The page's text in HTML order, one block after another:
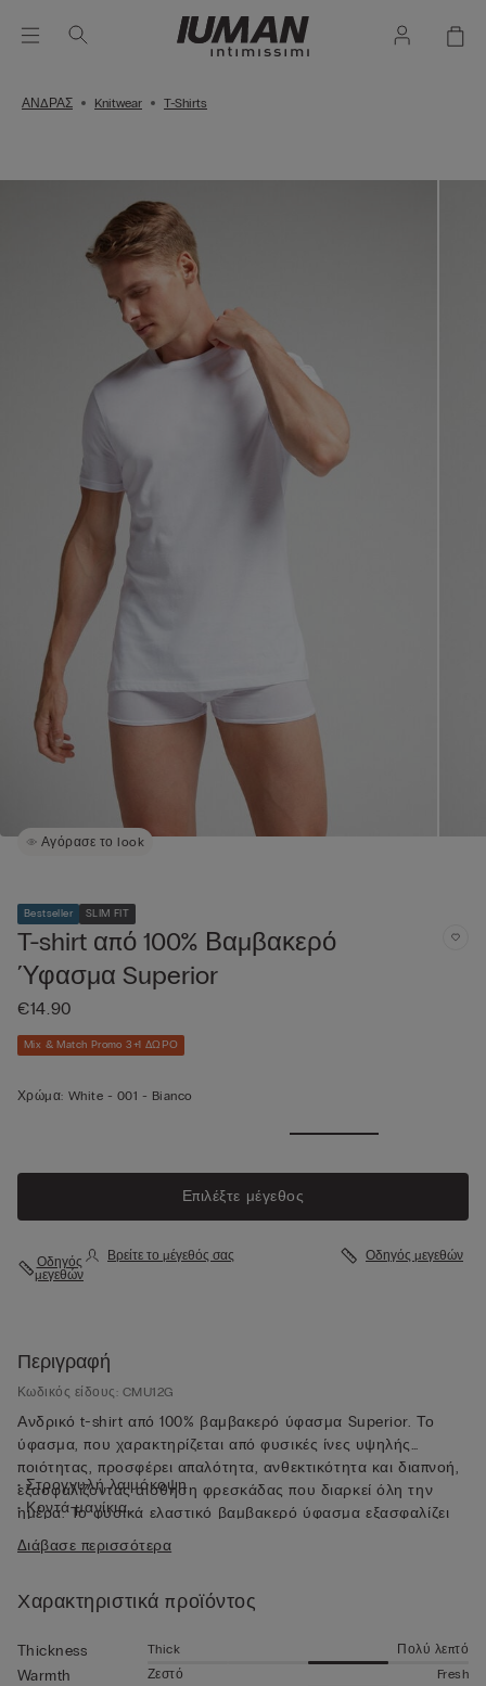
ΑΝΔΡΑΣ Knitwear T-Shirts
Αγόρασε το look
Bestseller SLIM FIT
T-shirt από 100% Βαμβακερό
Ύφασμα Superior
€14.90
Mix & Match Promo 3+1 ΔΩΡΟ
Χρώμα: White - 001 - Bianco
Επιλέξτε μέγεθος
Οδηγός
μεγεθών
Βρείτε το μέγεθός σας Οδηγός μεγεθών
Περιγραφή
Κωδικός είδους: CMU12G
Ανδρικό t-shirt από 100% βαμβακερό ύφασμα Superior. Το
ύφασμα, που χαρακτηρίζεται από φυσικές ίνες υψηλής
ποιότητας, προσφέρει απαλότητα, ανθεκτικότητα και διαπνοή,
εξασφαλίζοντας αίσθηση φρεσκάδας που διαρκεί όλη την
ημέρα. Το φυσικά ελαστικό βαμβακερό ύφασμα εξασφαλίζει
άψογη εφαρμογή που προσαρμόζεται τέλεια στις γραμμές του
σώματος, προσφέροντας συνεχή ελευθερία κινήσεων. Αυτό
απλότητα και την πρακτικότητά του, καθιστώντας το ιδανικό
• Στρογγυλή λαιμόκοψη
• Κοντά μανίκια
• Το μοντέλο έχει ύψος 185 εκ. και φοράει μέγεθος L
Διάβασε περισσότερα
Χαρακτηριστικά προϊόντος
Thickness Thick Πολύ λεπτό
Warmth Ζεστό Fresh